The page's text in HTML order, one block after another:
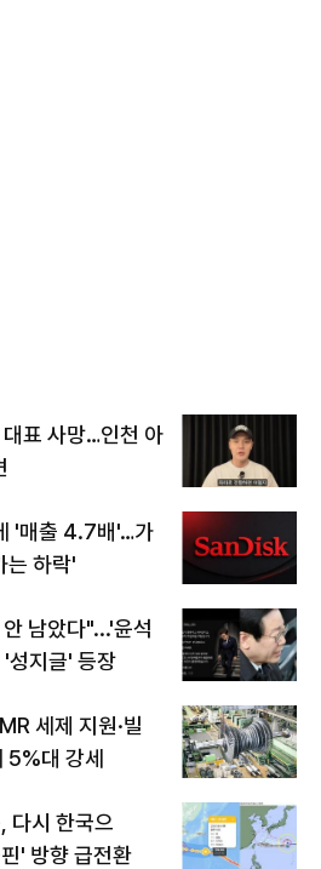
표 사망…인천 아
'매출 4.7배'…가
는 하락'
남았다"...'윤석
성지글' 등장
세제 지원·빌
5%대 강세
다시 한국으
' 방향 급전환